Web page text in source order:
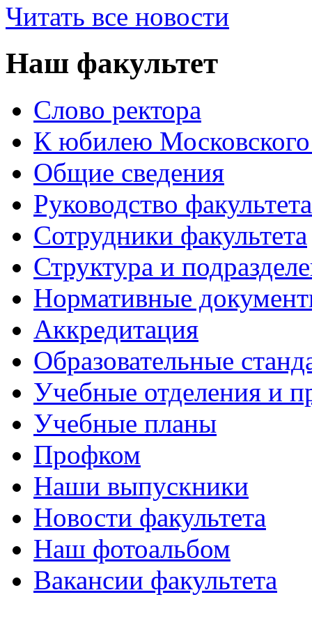
Читать все новости
Наш факультет
Слово ректора
К юбилею Московского
Общие сведения
Руководство факультета
Сотрудники факультета
Структура и
Нормативные
Аккредитация
Образовательные
Учебные отделения и
Учебные планы
Профком
Наши выпускники
Новости факультета
Наш фотоальбом
Вакансии факультета